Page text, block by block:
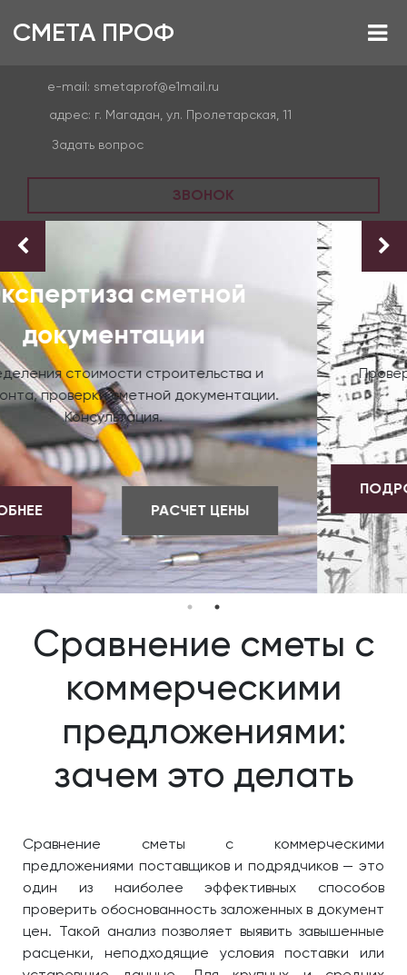
СМЕТА ПРОФ
e-mail: smetaprof@e1mail.ru
адрес: г. Магадан, ул. Пролетарская, 11
Задать вопрос
ЗВОНОК
Проверка сметной
документации
Проверка достоверности сметной стоимости
строительства.
ПОДРОБНЕЕ РАСЧЕТ ЦЕНЫ
Сравнение сметы с
коммерческими
предложениями:
зачем это делать
Сравнение сметы с коммерческими
предложениями поставщиков и подрядчиков — это
один из наиболее эффективных способов
проверить обоснованность заложенных в документ
цен. Такой анализ позволяет выявить завышенные
расценки, неподходящие условия поставки или